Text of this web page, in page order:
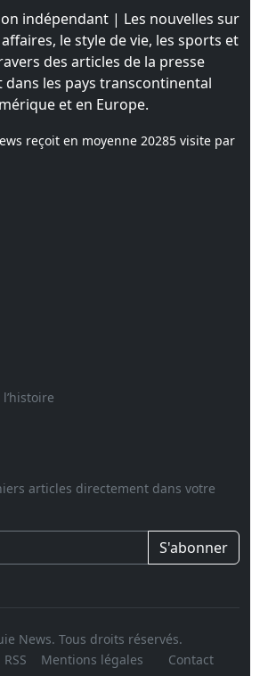
indépendant | Les nouvelles sur
le style de vie, les sports et
des articles de la presse
les pays transcontinental
et en Europe.
reçoit en moyenne 20285 visite par
articles directement dans votre
S'abonner
News. Tous droits réservés.
RSS Mentions légales Contact